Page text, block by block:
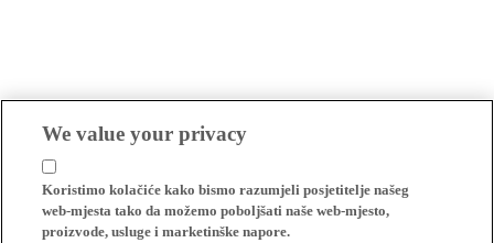
We value your privacy
Koristimo kolačiće kako bismo razumjeli posjetitelje našeg
web-mjesta tako da možemo poboljšati naše web-mjesto,
proizvode, usluge i marketinške napore.